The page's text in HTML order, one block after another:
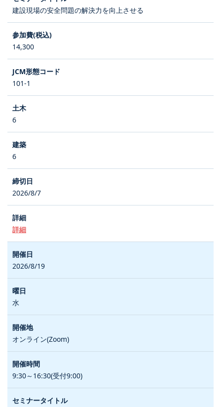
建設現場の安全問題の解決力を向上させる
14,300
101-1
6
6
2026/8/7
詳細
2026/8/19
水
オンライン(Zoom)
9:30～16:30(受付9:00)